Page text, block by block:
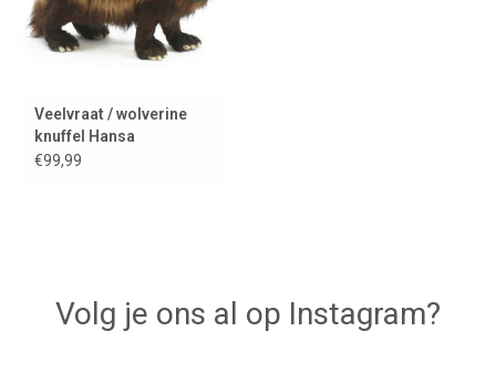
Veelvraat / wolverine
knuffel Hansa
€99,99
Volg je ons al op Instagram?